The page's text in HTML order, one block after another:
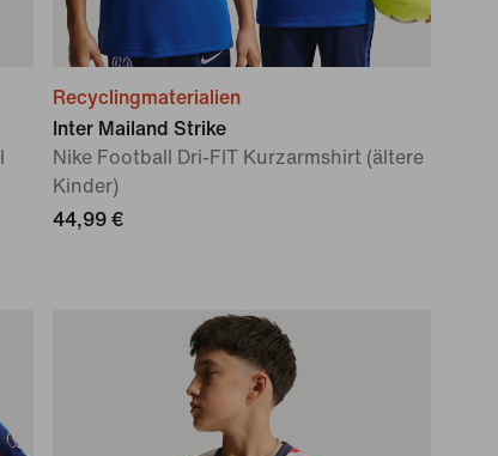
Recyclingmaterialien
Inter Mailand Strike
Nike Football Dri-FIT Kurzarmshirt (ältere
Kinder)
44,99 €